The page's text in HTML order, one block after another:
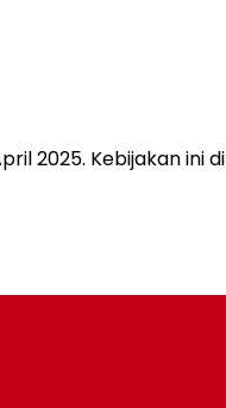
2025. Kebijakan ini